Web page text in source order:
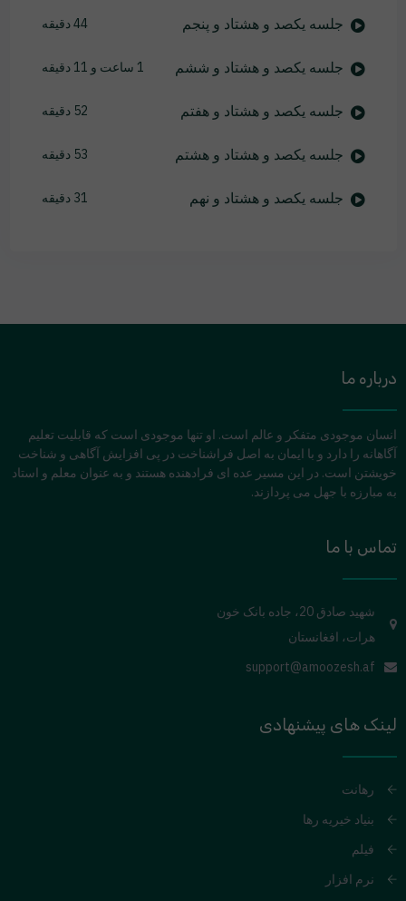
جلسه یکصد و هشتاد و پنجم 44 دقیقه
جلسه یکصد و هشتاد و ششم 1 ساعت و 11 دقیقه
جلسه یکصد و هشتاد و هفتم 52 دقیقه
جلسه یکصد و هشتاد و هشتم 53 دقیقه
جلسه یکصد و هشتاد و نهم 31 دقیقه
درباره ما
انسان موجودی متفکر و عالم است. او تنها موجودی است که قابلیت تعلیم
آگاهانه را دارد و با ایمان به اصل فراشناخت در پی افزایش آگاهی و شناخت
خویشتن است. در این مسیر عده ای فرادهنده هستند و به عنوان معلم و استاد
به مبارزه با جهل می پردازند.
تماس با ما
شهید صادق 20، جاده بانک خون
هرات، افغانستان
support@amoozesh.af
لینک های پیشنهادی
رهانت
بنیاد خیریه رها
فیلم
نرم افزار